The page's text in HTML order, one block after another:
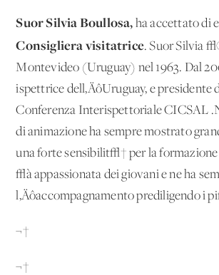
Suor Silvia Boullosa, ha accettato di
Consigliera visitatrice. Suor Silvia
Montevideo (Uruguay) nel 1963. Dal
ispettrice dell‚ÄôUruguay, e presidente
Conferenza Interispettoriale CICSAL
di animazione ha sempre mostrato
una forte sensibilit√† per la formazione
√à appassionata dei giovani e ne ha
l‚Äôaccompagnamento prediligendo i
¬†
¬†